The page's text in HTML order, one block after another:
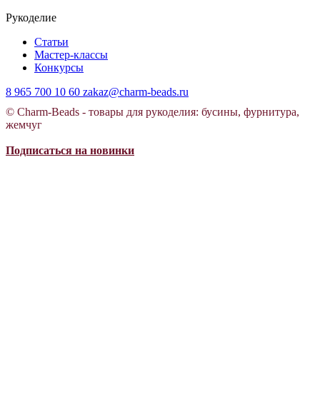
Рукоделие
Статьи
Мастер-классы
Конкурсы
8 965 700 10 60 zakaz@charm-beads.ru
© Charm-Beads - товары для рукоделия: бусины, фурнитура,
жемчуг
Подписаться на новинки